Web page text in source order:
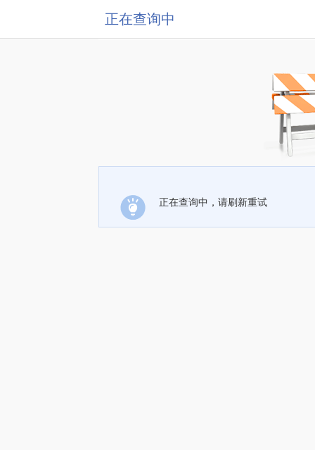
正在查询中
正在查询中，请刷新重试